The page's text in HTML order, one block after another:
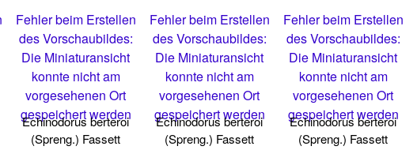
Fehler beim Erstellen
des Vorschaubildes:
Die Miniaturansicht
konnte nicht am
vorgesehenen Ort
gespeichert werden
Echinodorus berteroi
(Spreng.) Fassett
Fehler beim Erstellen
des Vorschaubildes:
Die Miniaturansicht
konnte nicht am
vorgesehenen Ort
gespeichert werden
Echinodorus berteroi
(Spreng.) Fassett
Fehler beim Erstellen
des Vorschaubildes:
Die Miniaturansicht
konnte nicht am
vorgesehenen Ort
gespeichert werden
Echinodorus berteroi
(Spreng.) Fassett